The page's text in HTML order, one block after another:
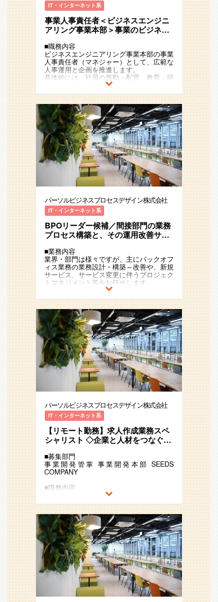
IT・インターネット系
事業人事責任者＜ビジネスエンジニ
アリング事業本部＞事業のビジネス
ョンパートナーとして事業を推進す
る人事
■職務内容
ビジネスエンジニアリング事業本部の事業
人事責任者（マネジャー）として、広範な
人事運用と企画を推進します。
具体的には、社員の異動・配置、教育・研
修、評価、リテンション、人事制度の運用
と継続的な改善・企画に取り組みます。
この職務を通じて、社員のパフォーマンス
向上やキャリア実現にはたらきかけ、その
結果、事業・サービスの提供価値を高める
ことに経営貢献します。
また人材を持続的に確保・輩出するための
環境や仕組みづくりを推進します。
担当事業には3,000名程度の社員が所属し
ています。
社員が自己実現できる機会を創り、お客様
と事業の成長にリーダーシップを発揮でき
る人事を一緒に創っていきましょう。
＜異動・配置＞
・中長期的な社員の成長と、事業成長の観
点を両立する異動・配置策の提案。
そのための仕組み（Grow Talent会議）
の企画・運用（アジェンダ・議事録作成、
会議ファシリテーション、PDCA）
・短期的なプロジェクトアサインメントを
決める会議の運営（マッチング、アジェン
ダ・議事録作成、ファシリテーション）
・新規の異動・配置企画の立案と実行
＜社員の成長支援（育成・研修）＞
・マネジメント層の能力開発に関する企
ジメント研修の企画・運営ほか）
・新卒3年目までの能力開発に関する企
画・実行・改善
・サービスラインの育成施策支援
・自律的に育つ環境や仕組みづくりと運用
（企画立案と実行）
○担当事業について
創業時からの基盤であるアウトソーシング
ビジネスモデルを軸に、継続的に発展、成
長を続けてきた中核事業です。
ICT領域を中心に、新規事業やサービス企
BPR・業務改善までを顧客伴走型のサービ
スとしてご支援しています。
近年は、アウトソーシングビジネスで得た
ノウハウに加え、RPAなどのデジタル化推
進、コンサル/PMOサービス、テクノロジ
ー活用のビジネスモデルへとアップデート
を遂げる転換期に入っています。
○組織体制
以下チーム体制で、各事業部門の責任者と
の情報交換、問題提起や課題解決に向けた
企画・施策実行、PDCAを行っています。
少数精鋭のため、責任やプレッシャーも大
きいですが、担当できる範囲や裁量が広
く、事業に直接貢献できる人事部門です。
マネジャー1名、メンバー5名の6名チー
ム。
担当職種の変更の範囲：会社の定める職種
（出向を命じることがあり、その場合は出
向先の定める職種）
パーソルビジネスプロセスデザイン株式会社
IT・インターネット系
BPOリーダー候補／間接部門の業務
プロセス構築と、その運用改善サー
■業務内容
業界・部門は様々ですが、主にバックオフ
ィス業務の業務設計・構築～改善や、新規
サービス、サービス変更に伴うプロジェク
トマネジメント等をお任せします。
①BPO案件のイメージ：
クライアントのバックオフィスや営業・マ
ーケなど、法改正や組織変化が多い部門に
対して、プロセスデザインとデジタルを組
み合わせ、実業務を担当する現場視点での
業務設計・構築～改善をスピーディーに実
現していきます。
現場の運用を知っているからこそ、誰でも
同じ水準で安定して業務遂行ができるよう
な仕組み・標準化の実現が可能です。
②プロジェクトマネジメント・PMO案件
のイメージ：
ペーンにおける運用構築～それに付随する
プロジェクトマネジメント、またマイグレ
ーション、ネットワークのゼロトラスト化
といった案件におけるPMOを担い、クラ
イアントが実現したいゴールに向けて周辺
ステークホルダーの利害調整や、現場がど
うなっているのか？の情報整理・可視化
（KIP・課題管理・業務フロー等）、プロ
セスの設計・可視化などにより、お客様が
意思決定するためのベースをつくり、プロ
ジェクトを完遂に導いていきます。
順番や担当者を変更することでより効率化
できないか、簡素化できないか、ECRSの
フレームワークに沿って継続的に課題設定
と改善を行います。
また、顧客の課題・要望に応じて、チーム
ではなく単独で改善活動を担当することも
あります。
業務プロセスの可視化や再構築を行い、顧
客自身で業務運用が円滑にできるよう支援
を行います。
【得られるスキル/成果物】
パーソルビジネスプロセスデザイン株式会社
IT・インターネット系
【リモート勤務】求人作成業務スペ
シャリスト ◇企業と人材をつなぐ架
出社あり
■募集部門
事業開発管掌 事業開発本部 SEEDS
COMPANY
■職務内容
求人原稿作成業務／Excelスキルを活かし
人材業界大手グループで活躍
パーソルグループの社内ベンチャー組織
SEEDS COMPANYにて
「HITO-Manager採用管理システム」の
CSチームで求人作成業務をご担当してい
ただきます。
◆SEEDS COMPANYとは
SEEDS COMPANYは、「HR×テクノロジ
ー」で新たなイノベーションを起こすべく
2015年に立ち上がったパーソルグループ
の社内ベンチャーです。